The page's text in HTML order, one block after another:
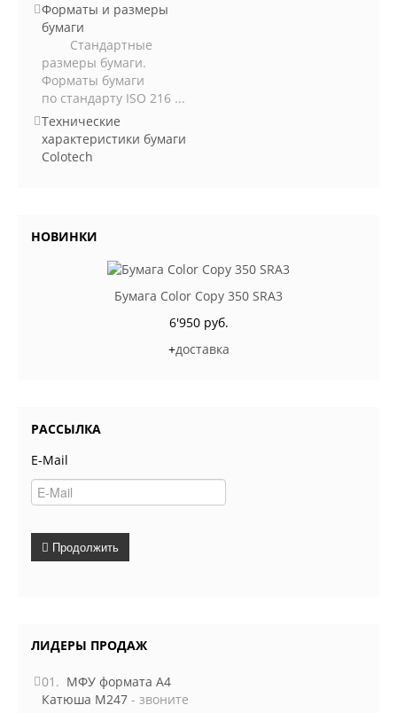
Форматы и размеры
бумаги
Стандартные
размеры бумаги.
Форматы бумаги
по стандарту ISO 216 ...
Технические
характеристики бумаги
Colotech
НОВИНКИ
Бумага Color Copy 350 SRA3
6'950 руб.
+доставка
РАССЫЛКА
E-Mail
Продолжить
ЛИДЕРЫ ПРОДАЖ
01. МФУ формата А4
Катюша М247 - звоните